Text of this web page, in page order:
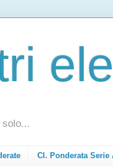
Cl. Ponderata Serie